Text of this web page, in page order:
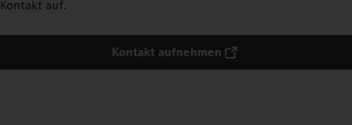
Kontakt auf.
Kontakt aufnehmen